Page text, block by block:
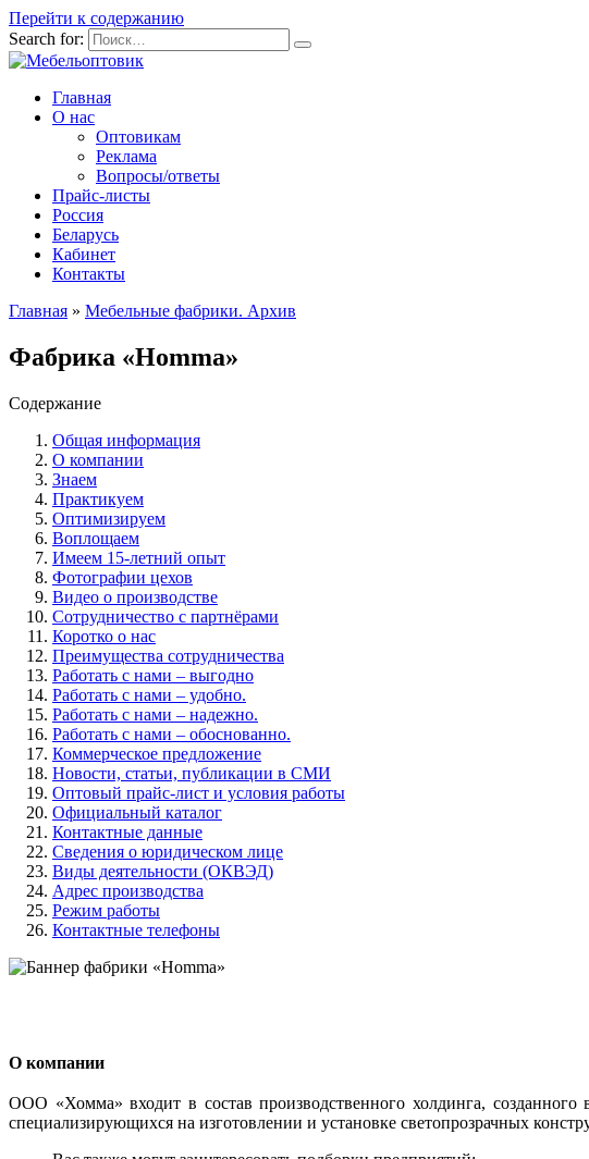
Перейти к содержанию
Search for:
Главная
О нас
Оптовикам
Реклама
Вопросы/ответы
Прайс-листы
Россия
Беларусь
Кабинет
Контакты
Главная » Мебельные фабрики. Архив
Фабрика «Homma»
Содержание
Общая информация
О компании
Знаем
Практикуем
Оптимизируем
Воплощаем
Имеем 15-летний опыт
Фотографии цехов
Видео о производстве
Сотрудничество с партнёрами
Коротко о нас
Преимущества сотрудничества
Работать с нами – выгодно
Работать с нами – удобно.
Работать с нами – надежно.
Работать с нами – обоснованно.
Коммерческое предложение
Новости, статьи, публикации в СМИ
Оптовый прайс-лист и условия работы
Официальный каталог
Контактные данные
Сведения о юридическом лице
Виды деятельности (ОКВЭД)
Адрес производства
Режим работы
Контактные телефоны
О компании
ООО «Хомма» входит в состав производственного холдинга,
специализирующихся на изготовлении и установке светопрозрачных